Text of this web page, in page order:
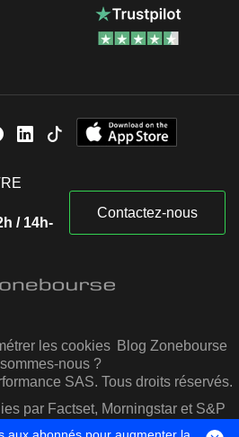
/ 14h-
Contactez-nous
les cookies Blog Zonebourse
nous ?
SAS. Tous droits réservés.
par Factset, Morningstar et S&P
Capital IQ